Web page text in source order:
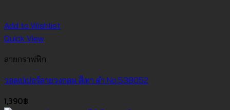
Add to Wishlist
Quick View
ลายกราฟฟิก
วอลเปเปอร์ลายวงกลม สีเทา ดำ No.538052
1,390฿